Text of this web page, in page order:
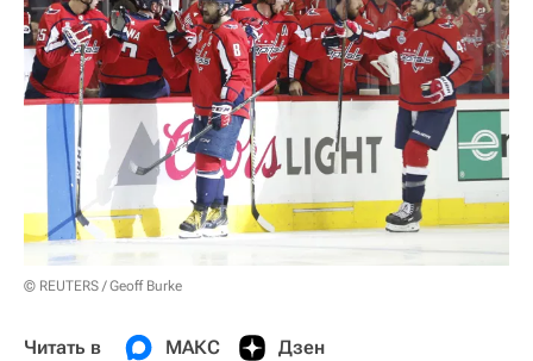
© REUTERS / Geoff Burke
Читать в МАКС Дзен